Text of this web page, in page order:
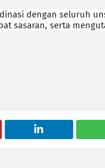
dengan seluruh
sasaran, serta